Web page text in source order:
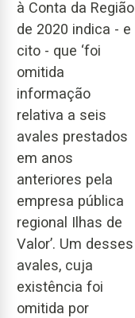
à Conta da Região
de 2020 indica - e
cito - que ‘foi
omitida
informação
relativa a seis
avales prestados
em anos
anteriores pela
empresa pública
regional Ilhas de
Valor’. Um desses
avales, cuja
existência foi
omitida por